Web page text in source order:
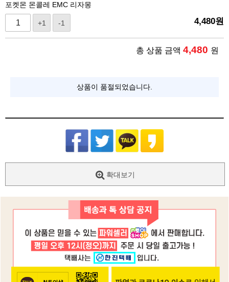
포켓몬 몬콜레 EMC 리자몽
+1 -1 4,480원
총 상품 금액 4,480 원
상품이 품절되었습니다.
확대보기